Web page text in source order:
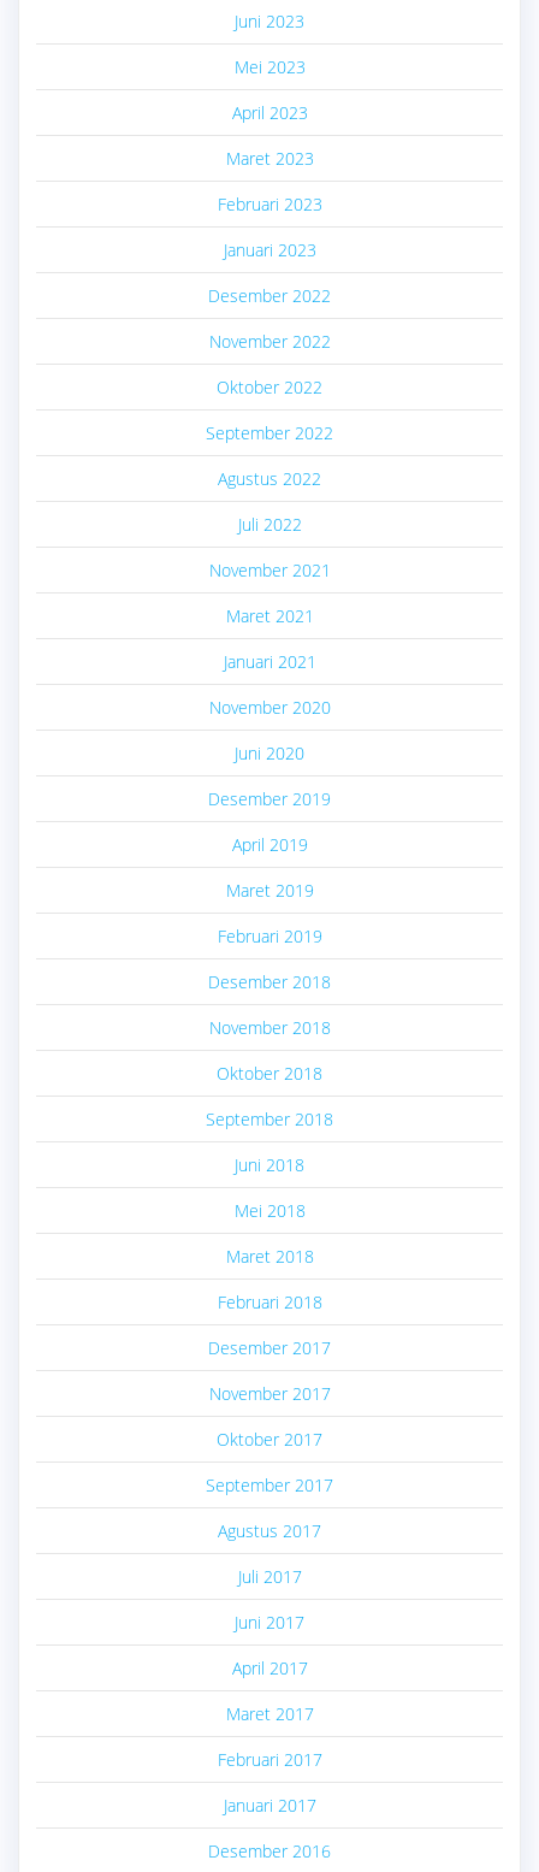
Juni 2023
Mei 2023
April 2023
Maret 2023
Februari 2023
Januari 2023
Desember 2022
November 2022
Oktober 2022
September 2022
Agustus 2022
Juli 2022
November 2021
Maret 2021
Januari 2021
November 2020
Juni 2020
Desember 2019
April 2019
Maret 2019
Februari 2019
Desember 2018
November 2018
Oktober 2018
September 2018
Juni 2018
Mei 2018
Maret 2018
Februari 2018
Desember 2017
November 2017
Oktober 2017
September 2017
Agustus 2017
Juli 2017
Juni 2017
April 2017
Maret 2017
Februari 2017
Januari 2017
Desember 2016